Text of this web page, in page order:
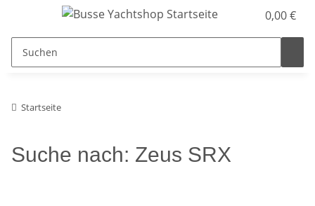
0,00 €
Startseite
Suche nach: Zeus SRX